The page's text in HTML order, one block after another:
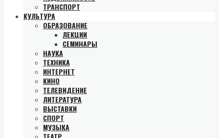
ТРАНСПОРТ
КУЛЬТУРА
ОБРАЗОВАНИЕ
ЛЕКЦИИ
СЕМИНАРЫ
НАУКА
ТЕХНИКА
ИНТЕРНЕТ
КИНО
ТЕЛЕВИДЕНИЕ
ЛИТЕРАТУРА
ВЫСТАВКИ
СПОРТ
МУЗЫКА